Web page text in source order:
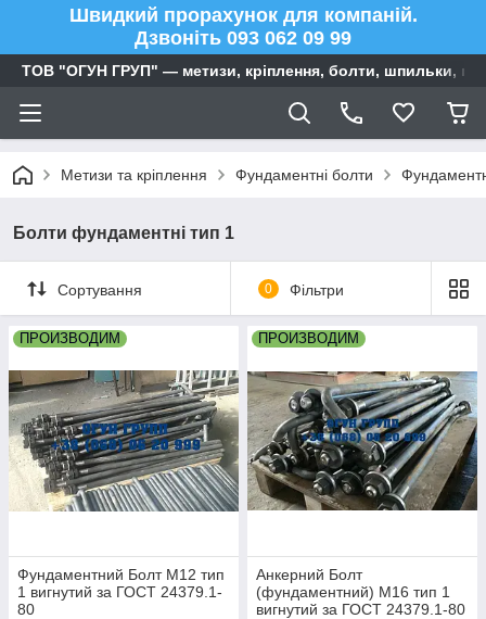
Швидкий прорахунок для компаній.
Дзвоніть 093 062 09 99
ТОВ "ОГУН ГРУП" — метизи, кріплення, болти, шпильки,
Метизи та кріплення Фундаментні болти
Болти фундаментні тип 1
Сортування 0 Фільтри
ПРОИЗВОДИМ
Фундаментний Болт М12 тип
1 вигнутий за ГОСТ 24379.1-
80
ПРОИЗВОДИМ
Анкерний Болт
(фундаментний) М16 тип 1
вигнутий за ГОСТ 24379.1-80